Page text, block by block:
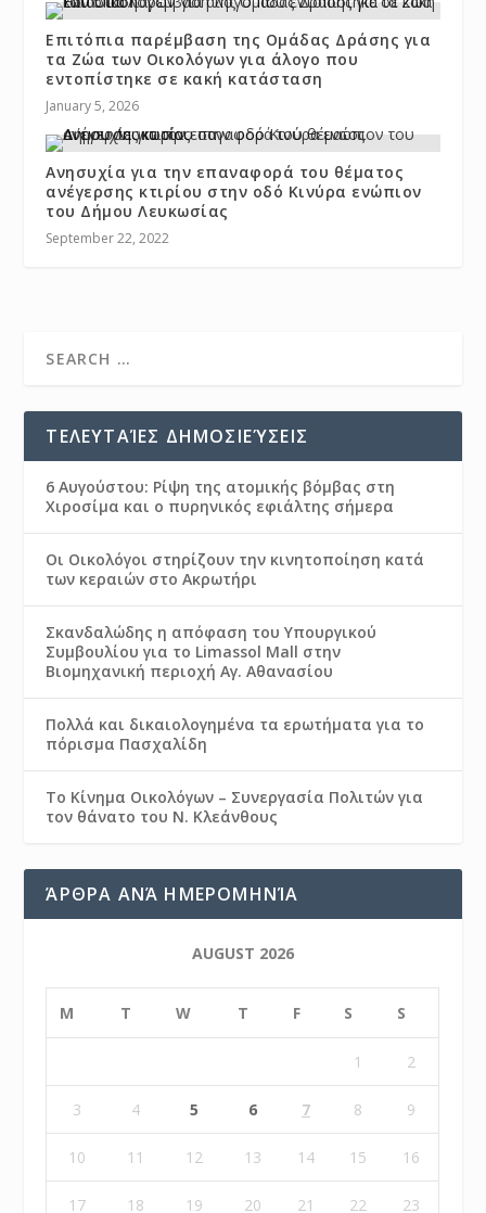
Επιτόπια παρέμβαση της Ομάδας Δράσης για
τα Ζώα των Οικολόγων για άλογο που
εντοπίστηκε σε κακή κατάσταση
January 5, 2026
Ανησυχία για την επαναφορά του θέματος
ανέγερσης κτιρίου στην οδό Κινύρα ενώπιον
του Δήμου Λευκωσίας
September 22, 2022
ΤΕΛΕΥΤΑΊΕΣ ΔΗΜΟΣΙΕΎΣΕΙΣ
6 Αυγούστου: Ρίψη της ατομικής βόμβας στη
Χιροσίμα και ο πυρηνικός εφιάλτης σήμερα
Οι Οικολόγοι στηρίζουν την κινητοποίηση κατά
των κεραιών στο Ακρωτήρι
Σκανδαλώδης η απόφαση του Υπουργικού
Συμβουλίου για το Limassol Mall στην
Βιομηχανική περιοχή Αγ. Αθανασίου
Πολλά και δικαιολογημένα τα ερωτήματα για το
πόρισμα Πασχαλίδη
Το Κίνημα Οικολόγων – Συνεργασία Πολιτών για
τον θάνατο του Ν. Κλεάνθους
ΆΡΘΡΑ ΑΝΆ ΗΜΕΡΟΜΗΝΊΑ
AUGUST 2026
M T W T F S S
1 2
3 4 5 6 7 8 9
10 11 12 13 14 15 16
17 18 19 20 21 22 23